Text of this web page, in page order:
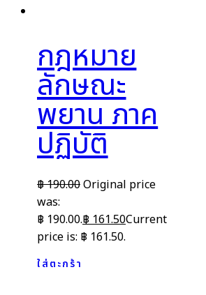
กฎหมาย
ลักษณะ
พยาน ภาค
ปฏิบัติ
฿190.00Original price
was:
฿ 190.00.฿ 161.50Current
price is: ฿ 161.50.
ใส่ตะกร้า